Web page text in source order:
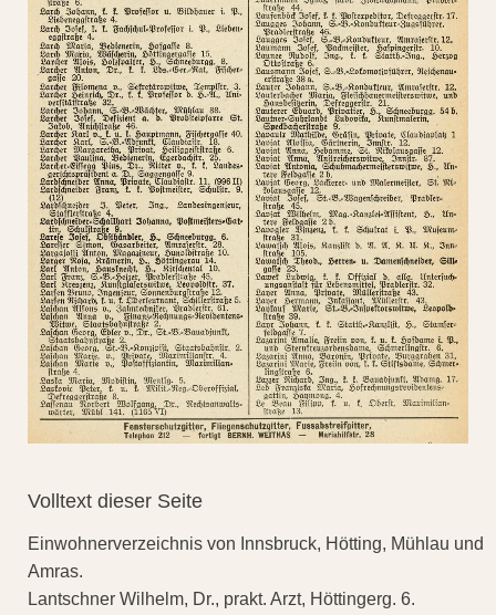
Volltext dieser Seite
Einwohnerverzeichnis von Innsbruck, Hötting, Mühlau und
Amras.
Lantschner Wilhelm, Dr., prakt. Arzt, Höttingerg. 6.